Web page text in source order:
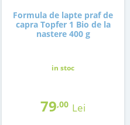
Formula de lapte praf de
capra Topfer 1 Bio de la
nastere 400 g
in stoc
79,00 Lei